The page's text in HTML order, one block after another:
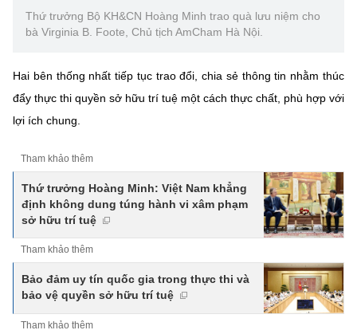
Thứ trưởng Bộ KH&CN Hoàng Minh trao quà lưu niệm cho
bà Virginia B. Foote, Chủ tịch AmCham Hà Nội.
Hai bên thống nhất tiếp tục trao đổi, chia sẻ thông tin nhằm thúc
đẩy thực thi quyền sở hữu trí tuệ một cách thực chất, phù hợp với
lợi ích chung.
Tham khảo thêm
Thứ trưởng Hoàng Minh: Việt Nam khẳng
định không dung túng hành vi xâm phạm
sở hữu trí tuệ
Tham khảo thêm
Bảo đảm uy tín quốc gia trong thực thi và
bảo vệ quyền sở hữu trí tuệ
Tham khảo thêm